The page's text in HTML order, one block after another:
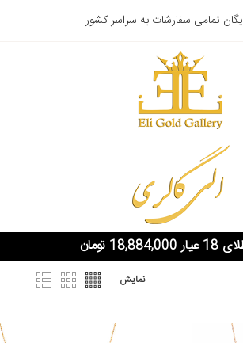
تمامی سفارشات به سراسر کشور
تومان
نمایش